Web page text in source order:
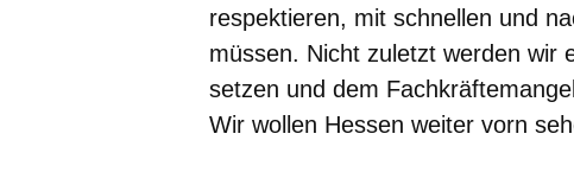
respektieren, mit schnellen und
müssen. Nicht zuletzt werden wir
setzen und dem
Wir wollen Hessen weiter vorn